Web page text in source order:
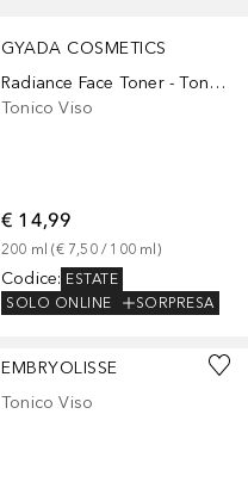
GYADA COSMETICS
Radiance Face Toner - Tonico Viso Illuminante
Tonico Viso
€ 14,99
200 ml (€ 7,50 / 100 ml )
Codice: ESTATE
SOLO ONLINE
SORPRESA
EMBRYOLISSE
Tonico Viso